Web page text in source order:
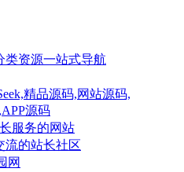
类资源一站式导航
精品源码,网站源码,
源码
服务的网站
流的站长社区
网